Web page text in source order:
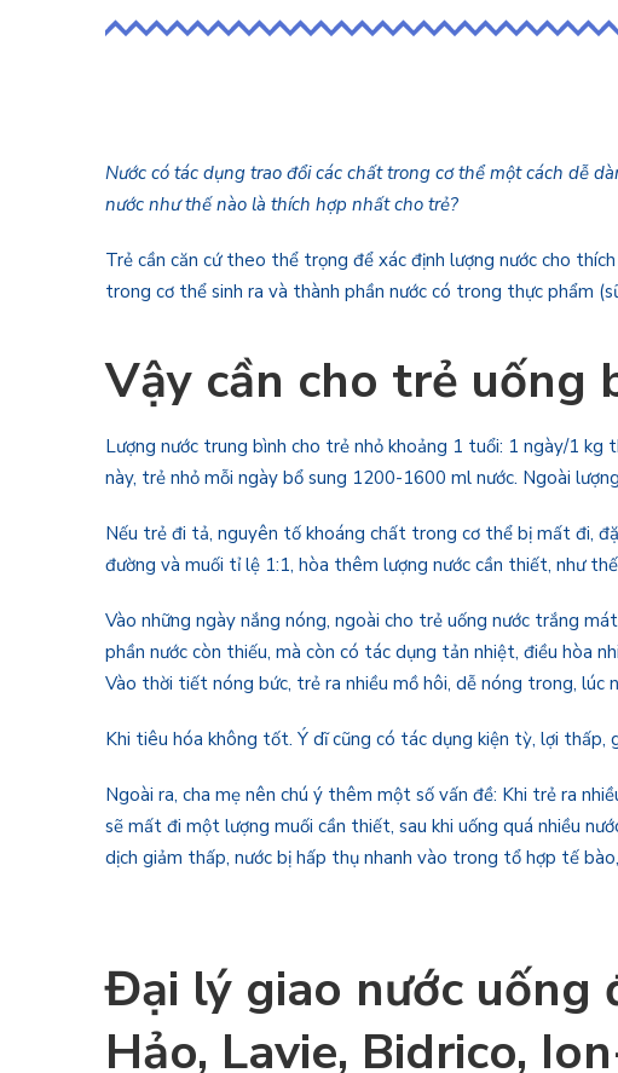
Nước có tác dụng trao đổi các chất trong cơ thể một cách dễ
nước như thế nào là thích hợp nhất cho trẻ?
Trẻ cần căn cứ theo thể trọng để xác định lượng nước cho
trong cơ thể sinh ra và thành phần nước có trong thực phẩm
Vậy cần cho trẻ uống
Lượng nước trung bình cho trẻ nhỏ khoảng 1 tuổi: 1 ngày/1
này, trẻ nhỏ mỗi ngày bổ sung 1200-1600 ml nước. Ngoài
Nếu trẻ đi tả, nguyên tố khoáng chất trong cơ thể bị mất đi,
đường và muối tỉ lệ 1:1, hòa thêm lượng nước cần thiết, như
Vào những ngày nắng nóng, ngoài cho trẻ uống nước trắng
phần nước còn thiếu, mà còn có tác dụng tản nhiệt, điều hòa
Vào thời tiết nóng bức, trẻ ra nhiều mồ hôi, dễ nóng trong, lúc
Khi tiêu hóa không tốt. Ý dĩ cũng có tác dụng kiện tỳ, lợi thấp,
Ngoài ra, cha mẹ nên chú ý thêm một số vấn đề: Khi trẻ ra
sẽ mất đi một lượng muối cần thiết, sau khi uống quá nhiều
dịch giảm thấp, nước bị hấp thụ nhanh vào trong tổ hợp tế
Đại lý giao nước uống
Hảo, Lavie, Bidrico,